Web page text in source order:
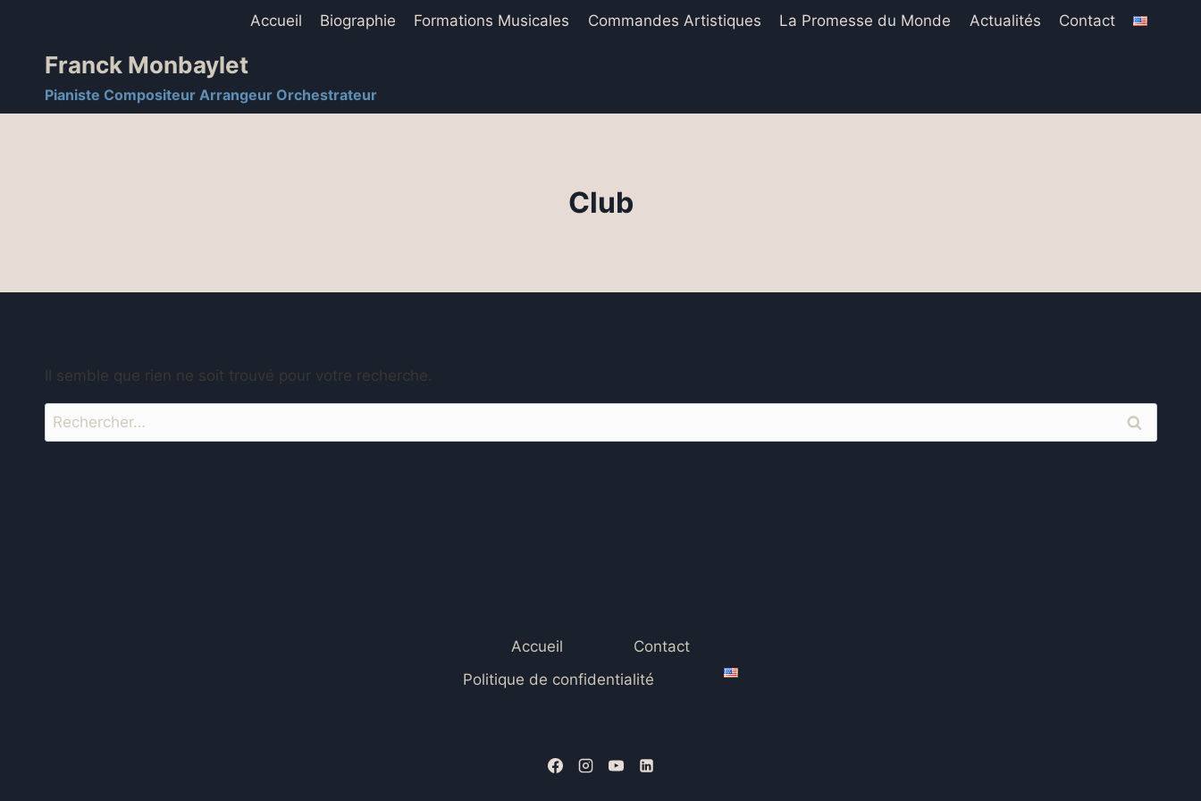
Accueil Biographie Formations Musicales Commandes Artistiques La Promesse du Monde Actualités Contact
Franck Monbaylet
Pianiste Compositeur Arrangeur Orchestrateur
Club
Il semble que rien ne soit trouvé pour votre recherche.
Accueil
Contact
Politique de confidentialité